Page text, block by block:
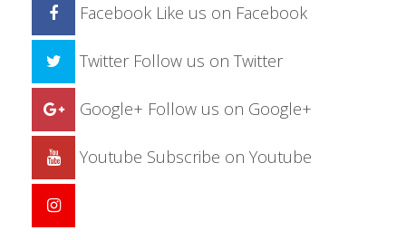
Facebook Like us on Facebook
Twitter Follow us on Twitter
Google+ Follow us on Google+
Youtube Subscribe on Youtube